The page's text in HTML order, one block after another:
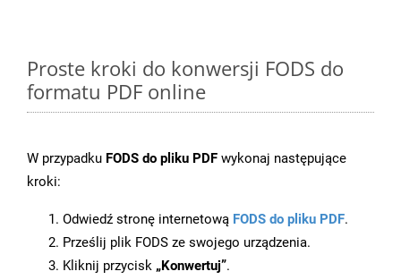
Proste kroki do konwersji FODS do
formatu PDF online
W przypadku FODS do pliku PDF wykonaj następujące
kroki:
Odwiedź stronę internetową FODS do pliku PDF.
Prześlij plik FODS ze swojego urządzenia.
Kliknij przycisk „Konwertuj”.